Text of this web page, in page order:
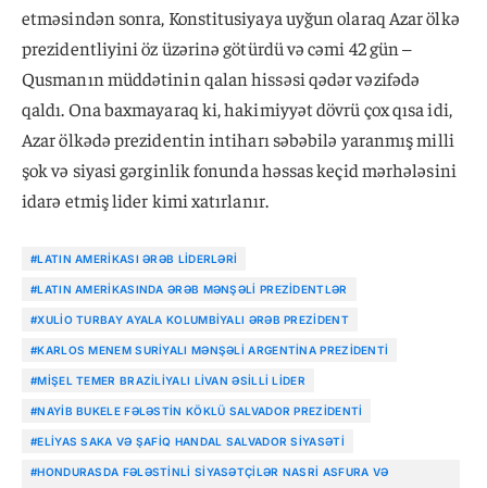
etməsindən sonra, Konstitusiyaya uyğun olaraq Azar ölkə
prezidentliyini öz üzərinə götürdü və cəmi 42 gün –
Qusmanın müddətinin qalan hissəsi qədər vəzifədə
qaldı. Ona baxmayaraq ki, hakimiyyət dövrü çox qısa idi,
Azar ölkədə prezidentin intiharı səbəbilə yaranmış milli
şok və siyasi gərginlik fonunda həssas keçid mərhələsini
idarə etmiş lider kimi xatırlanır.
#LATIN AMERIKASI ƏRƏB LIDERLƏRI
#LATIN AMERIKASINDA ƏRƏB MƏNŞƏLI PREZIDENTLƏR
#XULIO TURBAY AYALA KOLUMBIYALI ƏRƏB PREZIDENT
#KARLOS MENEM SURIYALI MƏNŞƏLI ARGENTINA PREZIDENTI
#MIŞEL TEMER BRAZILIYALI LIVAN ƏSILLI LIDER
#NAYIB BUKELE FƏLƏSTIN KÖKLÜ SALVADOR PREZIDENTI
#ELIYAS SAKA VƏ ŞAFIQ HANDAL SALVADOR SIYASƏTI
#HONDURASDA FƏLƏSTINLI SIYASƏTÇILƏR NASRI ASFURA VƏ